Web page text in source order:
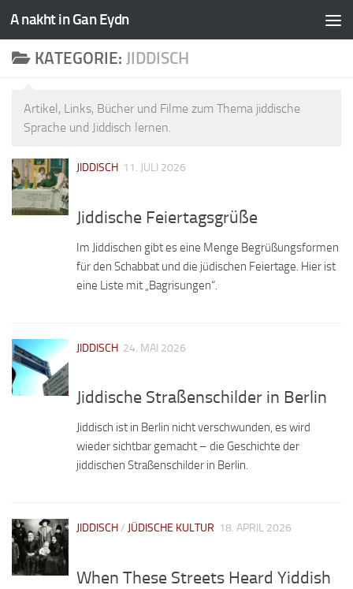
A nakht in Gan Eydn
KATEGORIE: JIDDISCH
Artikel, Links, Bücher und Filme zum Thema jiddische
Sprache und Jiddisch lernen.
JIDDISCH 11. JULI 2026
Jiddische Feiertagsgrüße
Im Jiddischen gibt es eine Menge Begrüßungsformen
für den Schabbat und die jüdischen Feiertage. Hier ist
eine Liste mit „Bagrisungen“.
JIDDISCH 24. MAI 2026
Jiddische Straßenschilder in Berlin
Jiddisch ist in Berlin nicht verschwunden, es wird
wieder sichtbar gemacht – die Geschichte der
jiddischen Straßenschilder in Berlin.
JIDDISCH/ JÜDISCHE KULTUR 18. APRIL 2026
When These Streets Heard Yiddish